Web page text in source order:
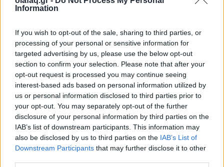
Information
If you wish to opt-out of the sale, sharing to third parties, or
processing of your personal or sensitive information for
targeted advertising by us, please use the below opt-out
section to confirm your selection. Please note that after your
opt-out request is processed you may continue seeing
interest-based ads based on personal information utilized by
us or personal information disclosed to third parties prior to
your opt-out. You may separately opt-out of the further
disclosure of your personal information by third parties on the
IAB’s list of downstream participants. This information may
also be disclosed by us to third parties on the IAB’s List of
Downstream Participants that may further disclose it to other
27.08.25
αγκαλιάσαμε τα chatbots σαν νέους σωτήρες. Μόνο που αυτά
δεν θα μας σώσουν ποτέ, απλώς παριστάνουν ότι το κάνουν.